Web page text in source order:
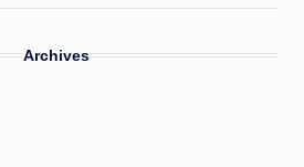
Archives